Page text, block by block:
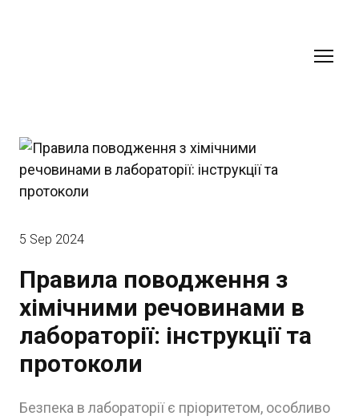
5 Sep 2024
Правила поводження з
хімічними речовинами в
лабораторії: інструкції та
протоколи
Безпека в лабораторії є пріоритетом, особливо